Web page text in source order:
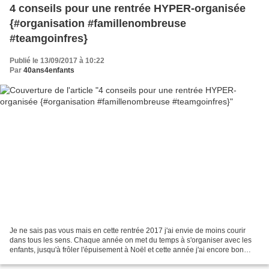
4 conseils pour une rentrée HYPER-organisée
{#organisation #famillenombreuse
#teamgoinfres}
Publié le 13/09/2017 à 10:22
Par 40ans4enfants
Je ne sais pas vous mais en cette rentrée 2017 j'ai envie de moins courir
dans tous les sens. Chaque année on met du temps à s'organiser avec les
enfants, jusqu'à frôler l'épuisement à Noël et cette année j'ai encore bon